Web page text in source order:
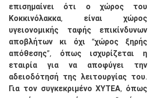
επισημαίνει ότι ο χώρος του
Κοκκινόλακκα, είναι χώρος
υγειονομικής ταφής επικίνδυνων
αποβλήτων κι όχι “χώρος ξηρής
απόθεσης”, όπως ισχυρίζεται η
εταιρία για να αποφύγει την
αδειοδότησή της λειτουργίας του.
Για τον συγκεκριμένο ΧΥΤΕΑ, όπως